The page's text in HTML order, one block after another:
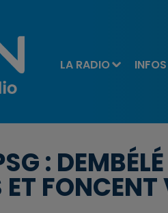
LA RADIO INFOS
:
FONCENT